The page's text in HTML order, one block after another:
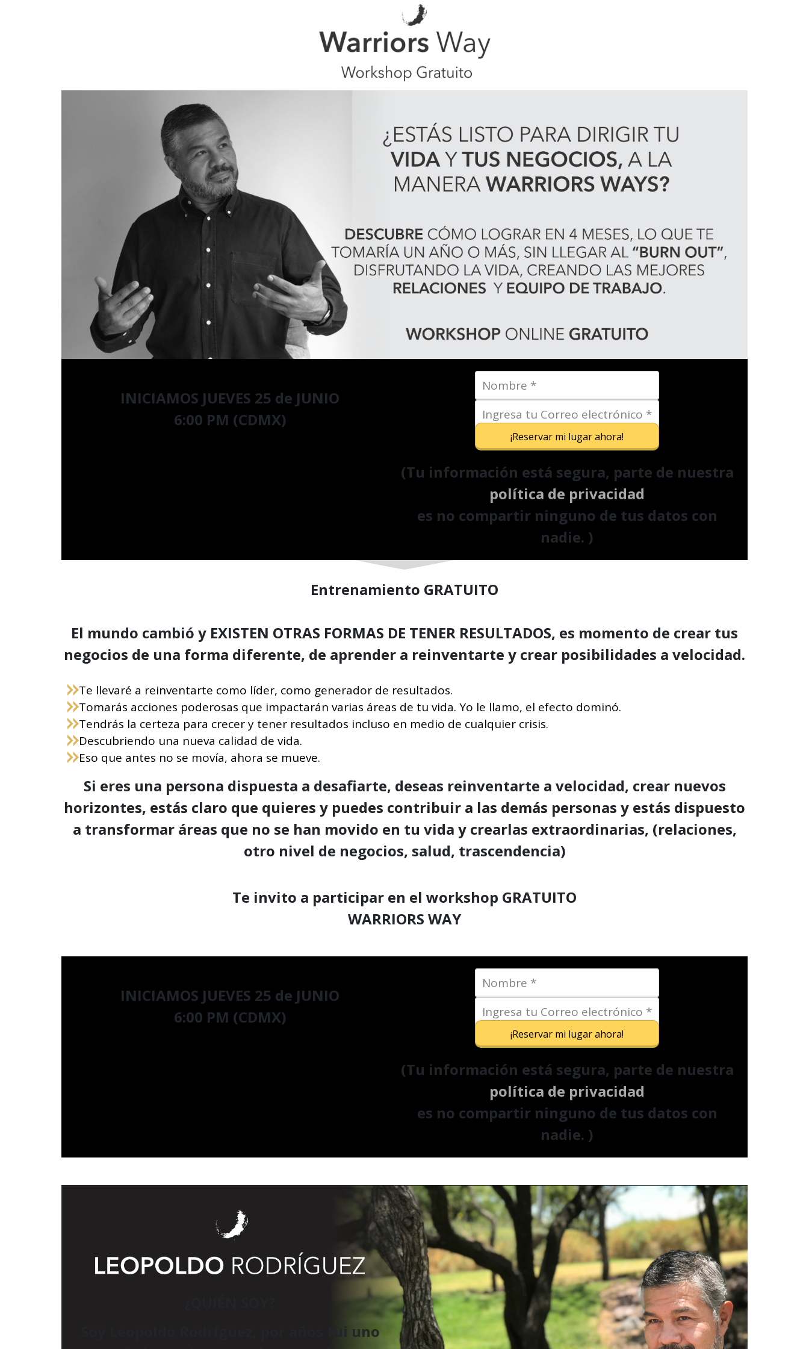
INICIAMOS JUEVES 25 de JUNIO
6:00 PM (CDMX)
¡Reservar mi lugar ahora!
(Tu información está segura, parte de nuestra
política de privacidad
es no compartir ninguno de tus datos con
nadie. )
Entrenamiento GRATUITO
El mundo cambió y EXISTEN OTRAS FORMAS DE TENER RESULTADOS, es momento de crear tus
negocios de una forma diferente, de aprender a reinventarte y crear posibilidades a velocidad.
Te llevaré a reinventarte como líder, como generador de resultados.
Tomarás acciones poderosas que impactarán varias áreas de tu vida. Yo le llamo, el efecto dominó.
Tendrás la certeza para crecer y tener resultados incluso en medio de cualquier crisis.
Descubriendo una nueva calidad de vida.
Eso que antes no se movía, ahora se mueve.
Si eres una persona dispuesta a desafiarte, deseas reinventarte a velocidad, crear nuevos
horizontes, estás claro que quieres y puedes contribuir a las demás personas y estás dispuesto
a transformar áreas que no se han movido en tu vida y crearlas extraordinarias, (relaciones,
otro nivel de negocios, salud, trascendencia)
Te invito a participar en el workshop GRATUITO
WARRIORS WAY
INICIAMOS JUEVES 25 de JUNIO
6:00 PM (CDMX)
¡Reservar mi lugar ahora!
(Tu información está segura, parte de nuestra
política de privacidad
es no compartir ninguno de tus datos con
nadie. )
Soy Leopoldo Rodríguez, por años fui uno